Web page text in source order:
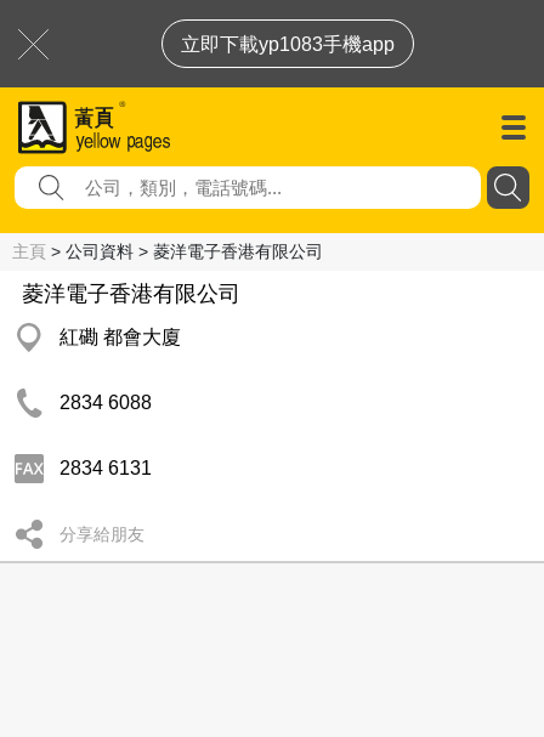
立即下載yp1083手機app
主頁 > 公司資料 > 菱洋電子香港有限公司
菱洋電子香港有限公司
紅磡 都會大廈
2834 6088
2834 6131
分享給朋友